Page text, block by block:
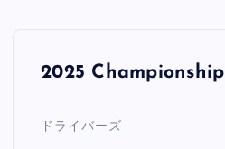
2025 Championship
ドライバーズ